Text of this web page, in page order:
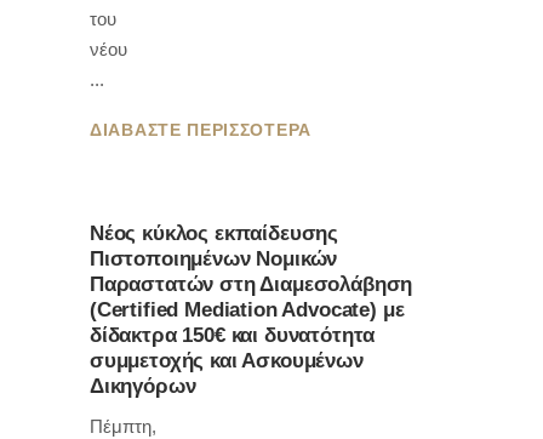
του
νέου
ΔΙΑΒΑΣΤΕ ΠΕΡΙΣΣΟΤΕΡΑ
Νέος κύκλος εκπαίδευσης
Πιστοποιημένων Νομικών
Παραστατών στη Διαμεσολάβηση
(Certified Mediation Advocate) με
δίδακτρα 150€ και δυνατότητα
συμμετοχής και Ασκουμένων
Δικηγόρων
Πέμπτη,